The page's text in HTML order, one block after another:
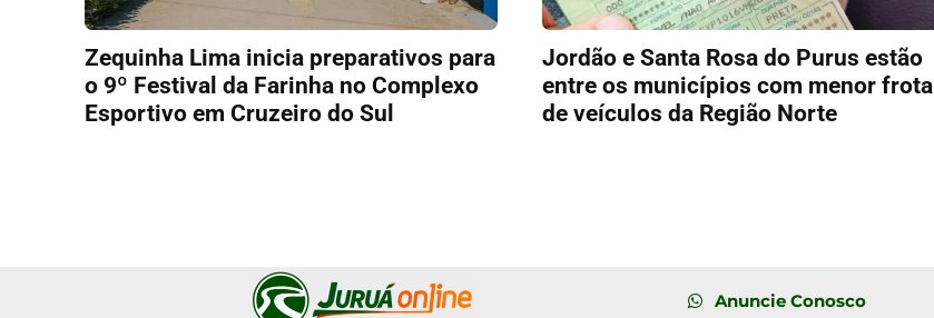
Zequinha Lima inicia preparativos para
o 9º Festival da Farinha no Complexo
Esportivo em Cruzeiro do Sul
Jordão e Santa Rosa do Purus estão
entre os municípios com menor frota
de veículos da Região Norte
Anuncie Conosco